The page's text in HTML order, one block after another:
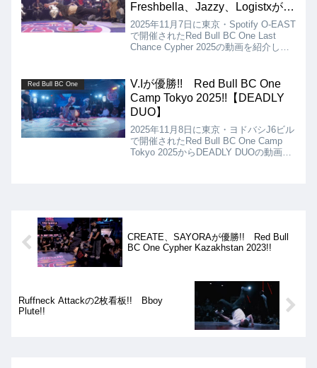
Freshbella、Jazzy、Logistxが本
戦出場決定!! Red Bull BC One
Last Chance Cypher 2025!!
2025年11月7日に東京・Spotify O-EAST
で開催されたRed Bull BC One Last
Chance Cypher 2025の動画を紹介しま
Jazzy、LogistxがTOP4となりました!!
Red Bull BC One
V.Iが優勝!! Red Bull BC One
Camp Tokyo 2025!!【DEADLY
DUO】
2025年11月8日に東京・ヨドバシJ6ビル
で開催されたRed Bull BC One Camp
Tokyo 2025からDEADLY DUOの動画を
CREATE、SAYORAが優勝!! Red Bull
BC One Cypher Kazakhstan 2023!!
Ruffneck Attackの2枚看板!! Bboy
Plute!!